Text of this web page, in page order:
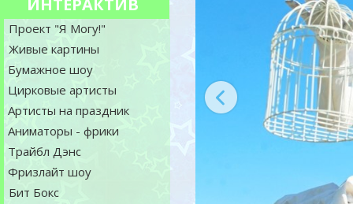
ИНТЕРАКТИВ
Проект "Я Могу!"
Живые картины
Бумажное шоу
Цирковые артисты
Артисты на праздник
Трайбл Дэнс
Аниматоры - фрики
Фризлайт шоу
Бит Бокс